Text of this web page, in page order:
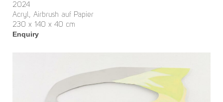
2024
Acryl, Airbrush auf Papier
230 x 140 x 40 cm
Enquiry